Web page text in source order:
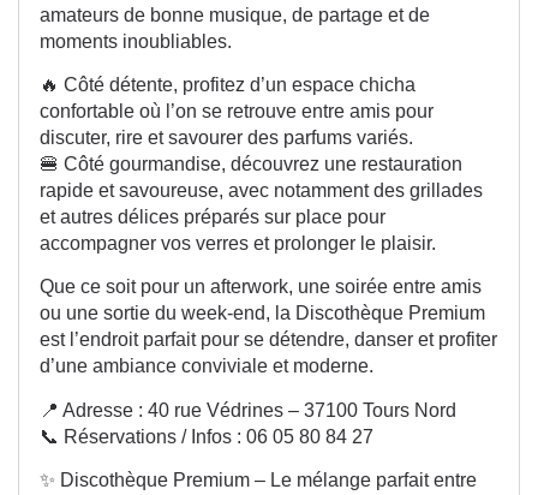
amateurs de bonne musique, de partage et de
moments inoubliables.
🔥 Côté détente, profitez d’un espace chicha
confortable où l’on se retrouve entre amis pour
discuter, rire et savourer des parfums variés.
🍔 Côté gourmandise, découvrez une restauration
rapide et savoureuse, avec notamment des grillades
et autres délices préparés sur place pour
accompagner vos verres et prolonger le plaisir.
Que ce soit pour un afterwork, une soirée entre amis
ou une sortie du week-end, la Discothèque Premium
est l’endroit parfait pour se détendre, danser et profiter
d’une ambiance conviviale et moderne.
📍 Adresse : 40 rue Védrines – 37100 Tours Nord
📞 Réservations / Infos : 06 05 80 84 27
✨ Discothèque Premium – Le mélange parfait entre